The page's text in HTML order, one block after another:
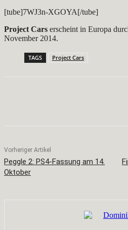
[tube]7WJ3n-XGOYA[/tube]
Project Cars erscheint in Europa
November 2014.
TAGS Project Cars
Vorheriger Artikel
Peggle 2: PS4-Fassung am 14.
Oktober